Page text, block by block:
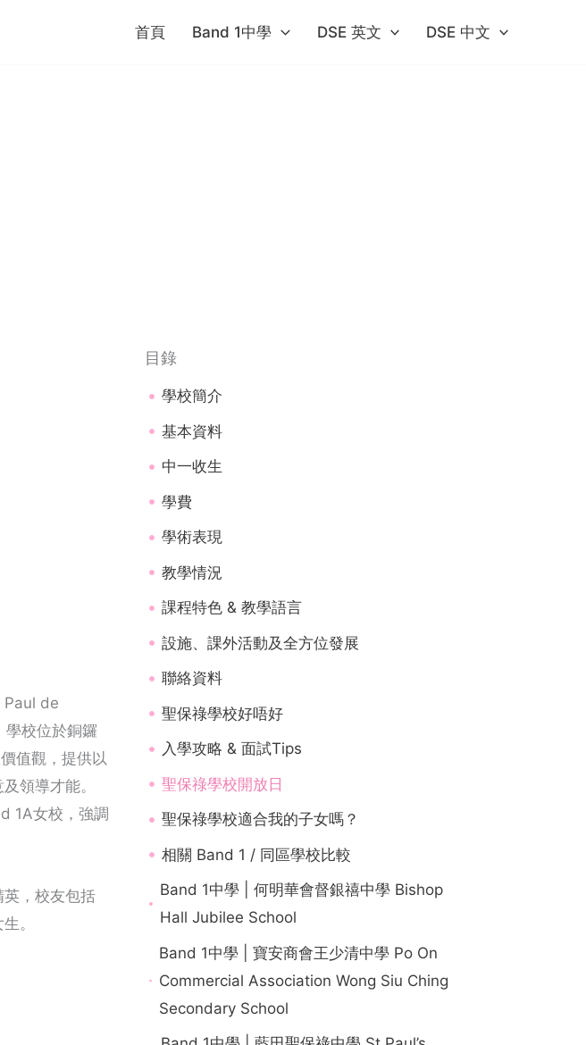
首頁 Band 1中學​ DSE 英文 DSE 中文
Paul de
校位於銅鑼
值觀，提供以
領導才能。
1A女校，強調
，校友包括
。
目錄
學校簡介
基本資料
中一收生
學費
學術表現
教學情況
課程特色 & 教學語言
設施、課外活動及全方位發展
聯絡資料
聖保祿學校好唔好
入學攻略 & 面試Tips
聖保祿學校開放日
聖保祿學校適合我的子女嗎？
相關 Band 1 / 同區學校比較
Band 1中學 | 何明華會督銀禧中學 Bishop
Hall Jubilee School
Band 1中學 | 寶安商會王少清中學 Po On
Commercial Association Wong Siu Ching
Secondary School